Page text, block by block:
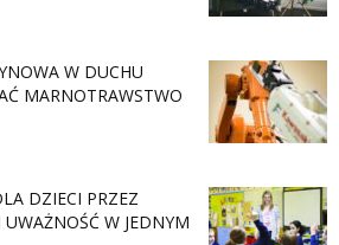
W DUCHU
MARNOTRAWSTWO
DZIECI PRZEZ
W JEDNYM